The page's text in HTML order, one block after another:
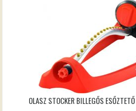
OLASZ STOCKER BILLEGŐS ESŐZTETŐ